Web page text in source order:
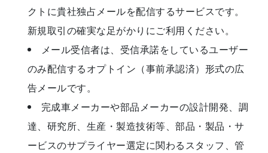
クトに貴社独占メールを配信するサービスです。
新規取引の確実な足がかりにご利用ください。
メール受信者は、受信承諾をしているユーザー
のみ配信するオプトイン（事前承認済）形式の広
告メールです。
完成車メーカーや部品メーカーの設計開発、調
達、研究所、生産・製造技術等、部品・製品・サ
ービスのサプライヤー選定に関わるスタッフ、管